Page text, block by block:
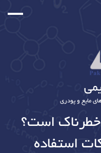
مایع و پودری
خطرناک است؟
استفاده